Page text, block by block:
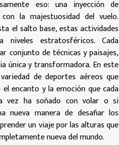
eso: una inyección de
la majestuosidad del vuelo.
el salto base, estas actividades
estratosféricos. Cada
conjunto de técnicas y paisajes,
única y transformadora. En este
de deportes aéreos que
encanto y la emoción que cada
vez ha soñado con volar o si
nueva manera de desafiar los
un viaje por las alturas que
nueva del mundo.